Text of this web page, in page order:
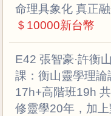
命理具象化 真正
＄10000新台幣
E42 張智豪·許衡
課：衡山靈學理
17h+高階班19h
修靈學20年，加